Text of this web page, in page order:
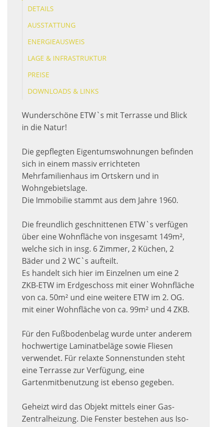
DETAILS
AUSSTATTUNG
ENERGIEAUSWEIS
LAGE & INFRASTRUKTUR
PREISE
DOWNLOADS & LINKS
Wunderschöne ETW`s mit Terrasse und Blick
in die Natur!
Die gepflegten Eigentumswohnungen befinden
sich in einem massiv errichteten
Mehrfamilienhaus im Ortskern und in
Wohngebietslage.
Die Immobilie stammt aus dem Jahre 1960.
Die freundlich geschnittenen ETW`s verfügen
über eine Wohnfläche von insgesamt 149m²,
welche sich in insg. 6 Zimmer, 2 Küchen, 2
Bäder und 2 WC`s aufteilt.
Es handelt sich hier im Einzelnen um eine 2
ZKB-ETW im Erdgeschoss mit einer Wohnfläche
von ca. 50m² und eine weitere ETW im 2. OG.
mit einer Wohnfläche von ca. 99m² und 4 ZKB.
Für den Fußbodenbelag wurde unter anderem
hochwertige Laminatbeläge sowie Fliesen
verwendet. Für relaxte Sonnenstunden steht
eine Terrasse zur Verfügung, eine
Gartenmitbenutzung ist ebenso gegeben.
Geheizt wird das Objekt mittels einer Gas-
Zentralheizung. Die Fenster bestehen aus Iso-